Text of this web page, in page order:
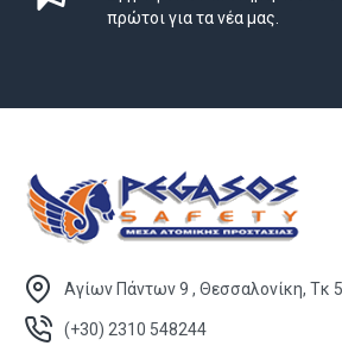
πρώτοι για τα νέα μας.
Αγίων Πάντων 9 , Θεσσαλονίκη, Τκ
(+30) 2310 548244